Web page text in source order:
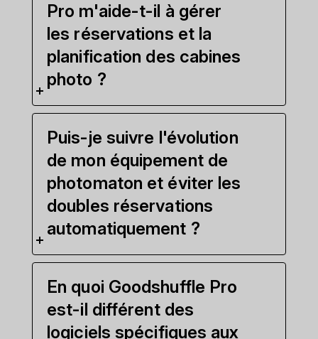
Pro m'aide-t-il à gérer
les réservations et la
planification des cabines
photo ?
Puis-je suivre l'évolution
de mon équipement de
photomaton et éviter les
doubles réservations
automatiquement ?
En quoi Goodshuffle Pro
est-il différent des
logiciels spécifiques aux